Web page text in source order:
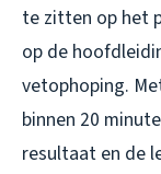
te zitten op het
op de
vetophoping.
binnen 20
resultaat en de